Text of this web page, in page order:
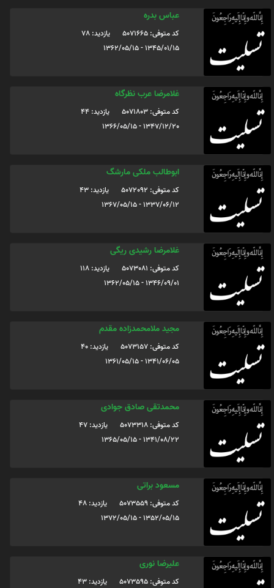
عباس بدره
کد متوفی: 5071665
یازدید: 78
1345/01/15 - 1362/05/15
غلامرضا عرب نظرگاه
کد متوفی: 5071803
یازدید: 44
1347/12/20 - 1366/05/15
ابوطالب ملکی مارشگ
کد متوفی: 5072092
یازدید: 43
1337/06/12 - 1367/05/15
غلامرضا رشیدی ریگی
کد متوفی: 5073081
یازدید: 118
1346/09/01 - 1362/05/15
مجید ملامحمدزاده مقدم
کد متوفی: 5073157
یازدید: 40
1341/06/05 - 1361/05/15
محمدتقی صادق جوادی
کد متوفی: 5073318
یازدید: 47
1341/08/22 - 1365/05/15
مسعود براتی
کد متوفی: 5073559
یازدید: 48
1352/05/15 - 1372/05/15
علیرضا نوری
کد متوفی: 5073595
یازدید: 43